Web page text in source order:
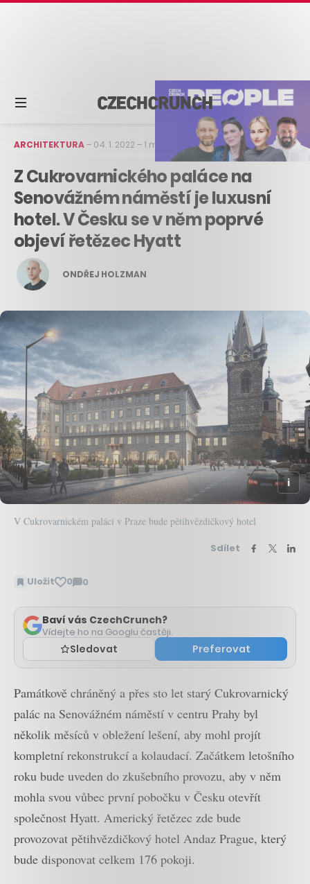
ARCHITEKTURA– 04. 1. 2022 –1 min čtení
Z Cukrovarnického paláce na
Senovážném náměstí je luxusní
hotel. V Česku se v něm poprvé
objeví řetězec Hyatt
ONDŘEJ HOLZMAN
V Cukrovarnickém paláci v Praze bude pětihvězdičkový hotel
Sdílet
Uložit 0 0
Zobrazit
Baví vás CzechCrunch?
Vídejte ho na Googlu častěji.
Sledovat Preferovat
Památkově chráněný a přes sto let starý Cukrovarnický
palác na Senovážném náměstí v centru Prahy byl
několik měsíců v obležení lešení, aby mohl projít
kompletní rekonstrukcí a kolaudací. Začátkem letošního
roku bude uveden do zkušebního provozu, aby v něm
mohla svou vůbec první pobočku v Česku otevřít
společnost Hyatt. Americký řetězec zde bude
provozovat pětihvězdičkový hotel Andaz Prague, který
bude disponovat celkem 176 pokoji.